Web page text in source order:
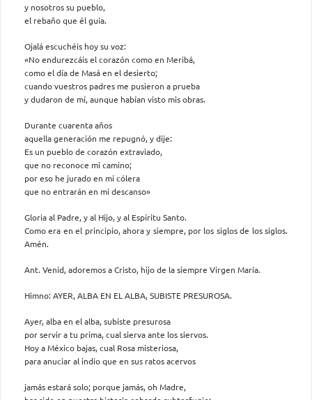
y nosotros su pueblo,
el rebaño que él guía.
Ojalá escuchéis hoy su voz:
«No endurezcáis el corazón como en Meribá,
como el día de Masá en el desierto;
cuando vuestros padres me pusieron a prueba
y dudaron de mí, aunque habían visto mis obras.
Durante cuarenta años
aquella generación me repugnó, y dije:
Es un pueblo de corazón extraviado,
que no reconoce mi camino;
por eso he jurado en mi cólera
que no entrarán en mi descanso»
Gloria al Padre, y al Hijo, y al Espíritu Santo.
Como era en el principio, ahora y siempre, por los siglos de los siglos.
Amén.
Ant. Venid, adoremos a Cristo, hijo de la siempre Virgen María.
Himno: AYER, ALBA EN EL ALBA, SUBISTE PRESUROSA.
Ayer, alba en el alba, subiste presurosa
por servir a tu prima, cual sierva ante los siervos.
Hoy a México bajas, cual Rosa misteriosa,
para anuciar al indio que en sus ratos acervos
jamás estará solo; porque jamás, oh Madre,